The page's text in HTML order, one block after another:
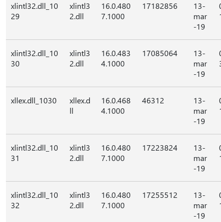
xlintl32.dll_10
29
xlintl3
2.dll
16.0.480
7.1000
17182856
13-
mar
-19
xlintl32.dll_10
30
xlintl3
2.dll
16.0.483
4.1000
17085064
13-
mar
-19
xllex.dll_1030
xllex.d
ll
16.0.468
4.1000
46312
13-
mar
-19
xlintl32.dll_10
31
xlintl3
2.dll
16.0.480
7.1000
17223824
13-
mar
-19
xlintl32.dll_10
32
xlintl3
2.dll
16.0.480
7.1000
17255512
13-
mar
-19